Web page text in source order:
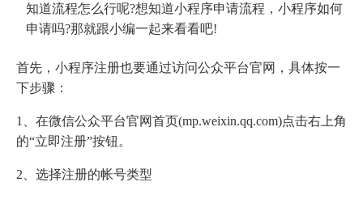
知道流程怎么行呢?想知道小程序申请流程，小程序如何
申请吗?那就跟小编一起来看看吧!
首先，小程序注册也要通过访问公众平台官网，具体按一
下步骤：
1、在微信公众平台官网首页(mp.weixin.qq.com)点击右上角
的“立即注册”按钮。
2、选择注册的帐号类型